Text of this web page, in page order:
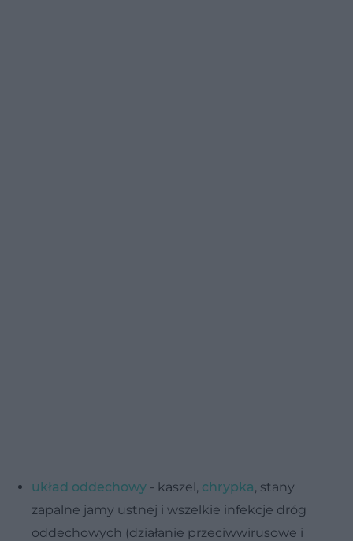
układ oddechowy - kaszel, chrypka, stany
zapalne jamy ustnej i wszelkie infekcje dróg
oddechowych (działanie przeciwwirusowe i